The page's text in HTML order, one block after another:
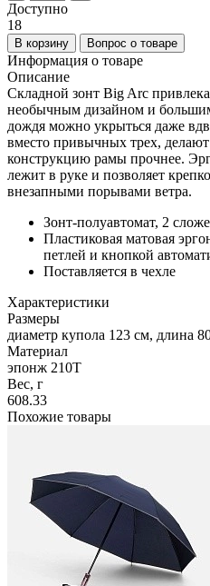
Доступно
18
В корзину Вопрос о товаре
Информация о товаре
Описание
Складной зонт Big Arc
необычным дизайном и
дождя можно укрыться даже
вместо привычных трех, делают
конструкцию рамы прочнее.
лежит в руке и позволяет
внезапными порывами ветра.
Зонт-полуавтомат, 2
Пластиковая матовая
петлей и кнопкой
Поставляется в чехле
Характеристики
Размеры
диаметр купола 123 см, длина
Материал
эпонж 210T
Вес, г
608.33
Похожие товары